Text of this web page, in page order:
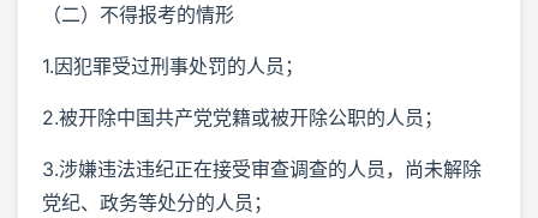
（二）不得报考的情形
1.因犯罪受过刑事处罚的人员；
2.被开除中国共产党党籍或被开除公职的人员；
3.涉嫌违法违纪正在接受审查调查的人员，尚未解除
党纪、政务等处分的人员；